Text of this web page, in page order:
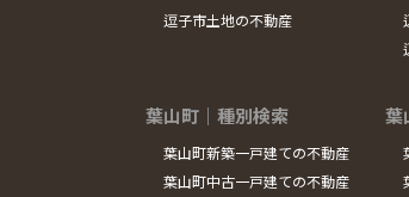
逗子市土地の不動産
葉山町｜種別検索
葉山町新築一戸建ての不動産
葉山町中古一戸建ての不動産
葉